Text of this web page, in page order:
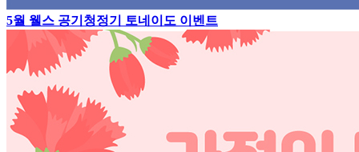
5월 웰스 공기청정기 토네이도 이벤트